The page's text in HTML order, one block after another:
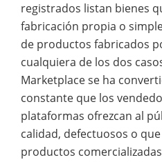
registrados listan bienes
fabricación propia o
de productos fabricados
cualquiera de los dos
Marketplace se ha
constante que los
plataformas ofrezcan al
calidad, defectuosos o
productos